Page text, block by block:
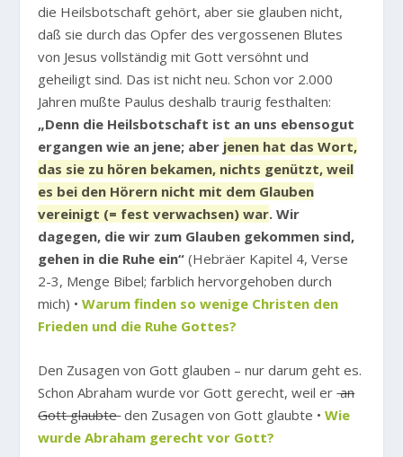
die Heilsbotschaft gehört, aber sie glauben nicht,
daß sie durch das Opfer des vergossenen Blutes
von Jesus vollständig mit Gott versöhnt und
geheiligt sind. Das ist nicht neu. Schon vor 2.000
Jahren mußte Paulus deshalb traurig festhalten:
„Denn die Heilsbotschaft ist an uns ebensogut
ergangen wie an jene; aber jenen hat das Wort,
das sie zu hören bekamen, nichts genützt, weil
es bei den Hörern nicht mit dem Glauben
vereinigt (= fest verwachsen) war. Wir
dagegen, die wir zum Glauben gekommen sind,
gehen in die Ruhe ein“ (Hebräer Kapitel 4, Verse
2-3, Menge Bibel; farblich hervorgehoben durch
mich) •Warum finden so wenige Christen den
Frieden und die Ruhe Gottes?
Den Zusagen von Gott glauben – nur darum geht es.
Schon Abraham wurde vor Gott gerecht, weil eran
Gott glaubteden Zusagen von Gott glaubte •Wie
wurde Abraham gerecht vor Gott?